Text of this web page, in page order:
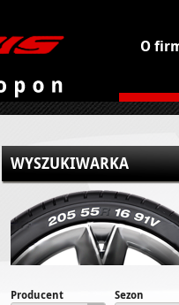
O
WYSZUKIWARKA
Producent Sezon